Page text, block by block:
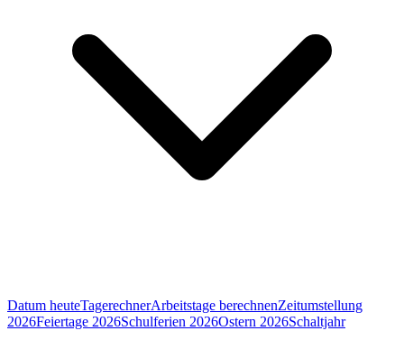
Datum heuteTagerechnerArbeitstage berechnenZeitumstellung
2026Feiertage 2026Schulferien 2026Ostern 2026Schaltjahr